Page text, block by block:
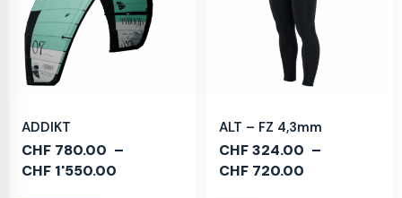
ADDIKT
CHF 780.00 –
CHF 1'550.00
ALT – FZ 4,3mm
CHF324.00 –
CHF 720.00